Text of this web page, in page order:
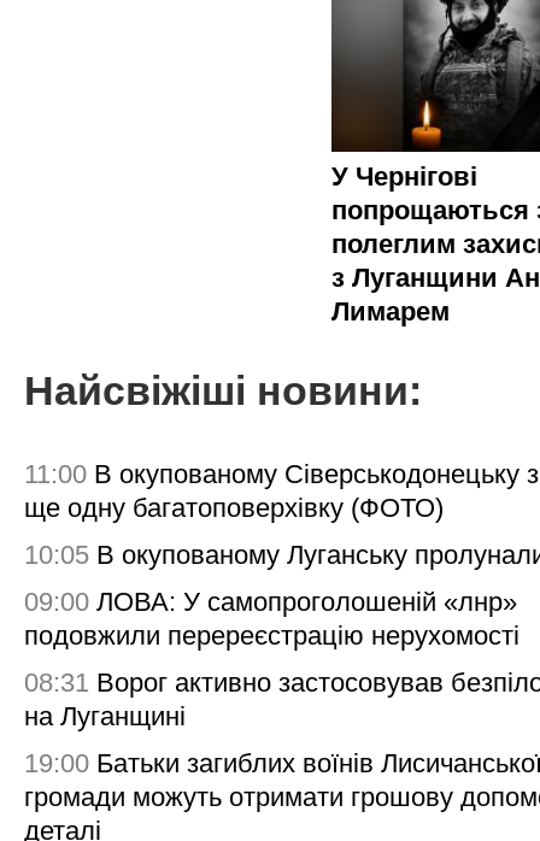
У Чернігові
попрощаються
полеглим
з Луганщини
Лимарем
Найсвіжіші новини:
11:00 В окупованому Сіверськодонецьку
ще одну багатоповерхівку (ФОТО)
10:05 В окупованому Луганську
09:00 ЛОВА: У самопроголошеній «лнр»
подовжили перереєстрацію нерухомості
08:31 Ворог активно застосовував
на Луганщині
19:00 Батьки загиблих воїнів
громади можуть отримати грошову
деталі